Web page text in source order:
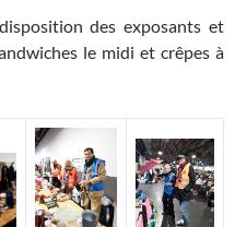
des exposants et
le midi et crêpes à